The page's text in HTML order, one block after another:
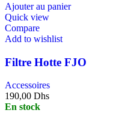
Ajouter au panier
Quick view
Compare
Add to wishlist
Filtre Hotte FJO
Accessoires
190,00 Dhs
En stock